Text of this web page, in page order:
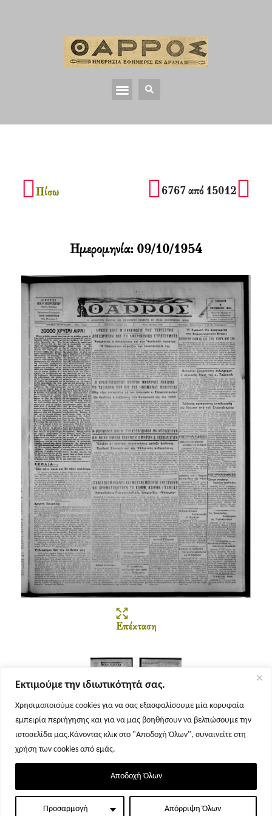
Εκτιμούμε την ιδιωτικότητά σας.
Χρησιμοποιούμε cookies για να σας εξασφαλίσουμε μία κορυφαία
εμπειρία περιήγησης και για να μας βοηθήσουν να βελτιώσουμε την
ιστοσελίδα μας.Κάνοντας κλικ στο "Αποδοχή Όλων", συναινείτε στη
χρήση των cookies από εμάς.
Προσαρμογή Απόρριψη Όλων
Αποδοχή Όλων
Πίσω 6767 από 15012
Επέκταση
Σελίδα 1 Σελίδα 2
Ημερομηνία: 09/10/1954